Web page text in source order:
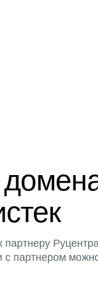
с партнером